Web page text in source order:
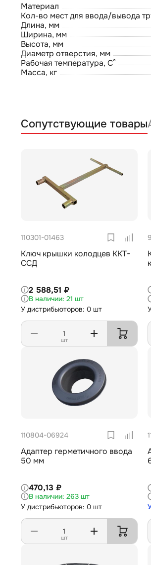
Материал
Кол-во мест для ввода/вывода
Длина, мм
Ширина, мм
Высота, мм
Диаметр отверстия, мм
Рабочая температура, С°
Масса, кг
Сопутствующие товары
110301-01463
Ключ крышки колодцев ККТ-
ССД
2 588,51 ₽
21 шт
У дистрибьюторов: 0 шт
шт
110804-06924
Адаптер герметичного ввода
50 мм
470,13 ₽
263 шт
У дистрибьюторов: 0 шт
шт